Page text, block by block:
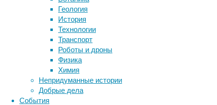
Геология
История
Технологии
Транспорт
Роботы и дроны
Физика
Химия
Непридуманные истории
Добрые дела
События
рыжими
сородичами.
здоровье
инструменты и методы
исследования
лекарства медицина
мозг наука
нейробиология
нейрофизиология